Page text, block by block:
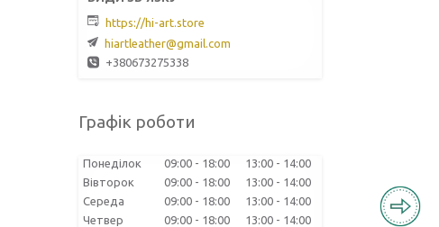
https://hi-art.store
hiartleather@gmail.com
+380673275338
Графік роботи
Понеділок 09:00 18:00 13:00
14:00
Вівторок
09:00 18:00 13:00
14:00
Середа
09:00 18:00 13:00
14:00
Четвер
09:00 18:00 13:00
14:00